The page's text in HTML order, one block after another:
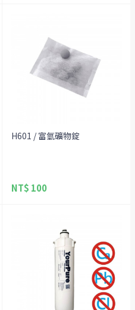
H601 / 富氫礦物錠
NT$ 100